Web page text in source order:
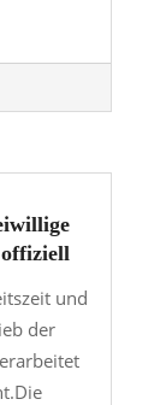
und
der